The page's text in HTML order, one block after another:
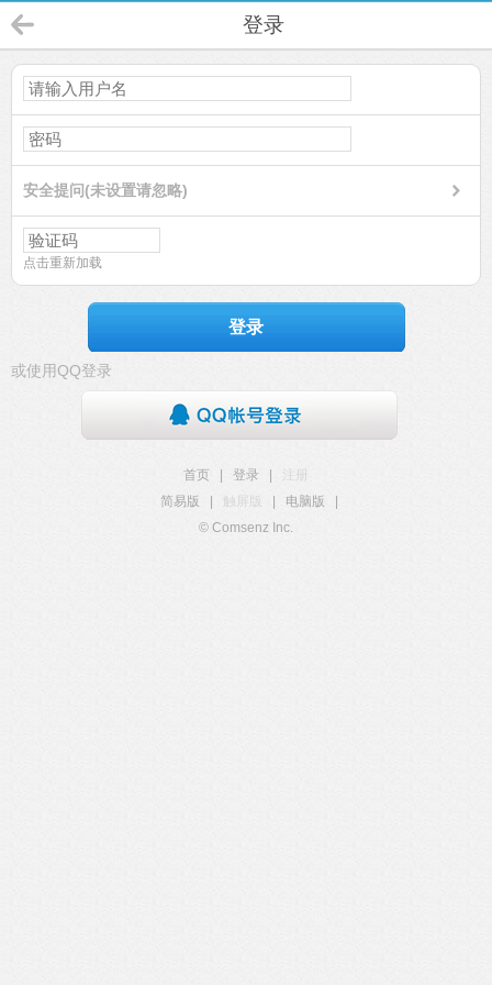
登录
安全提问(未设置请忽略)
点击重新加载
登录
或使用QQ登录
首页 登录
注册
简易版
触屏版 电脑版
© Comsenz Inc.